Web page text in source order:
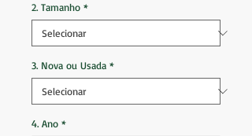
2. Tamanho *
3. Nova ou Usada *
4. Ano *